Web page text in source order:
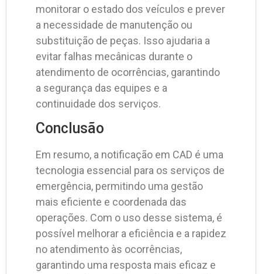
monitorar o estado dos veículos e prever
a necessidade de manutenção ou
substituição de peças. Isso ajudaria a
evitar falhas mecânicas durante o
atendimento de ocorrências, garantindo
a segurança das equipes e a
continuidade dos serviços.
Conclusão
Em resumo, a notificação em CAD é uma
tecnologia essencial para os serviços de
emergência, permitindo uma gestão
mais eficiente e coordenada das
operações. Com o uso desse sistema, é
possível melhorar a eficiência e a rapidez
no atendimento às ocorrências,
garantindo uma resposta mais eficaz e